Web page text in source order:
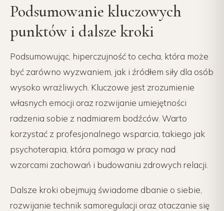
Podsumowanie kluczowych
punktów i dalsze kroki
Podsumowując, hiperczujność to cecha, która może
być zarówno wyzwaniem, jak i źródłem siły dla osób
wysoko wrażliwych. Kluczowe jest zrozumienie
własnych emocji oraz rozwijanie umiejętności
radzenia sobie z nadmiarem bodźców. Warto
korzystać z profesjonalnego wsparcia, takiego jak
psychoterapia, która pomaga w pracy nad
wzorcami zachowań i budowaniu zdrowych relacji.
Dalsze kroki obejmują świadome dbanie o siebie,
rozwijanie technik samoregulacji oraz otaczanie się